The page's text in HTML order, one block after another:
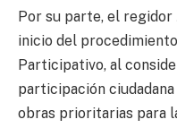
Por su parte, el regidor
inicio del
Participativo, al
participación
obras prioritarias para